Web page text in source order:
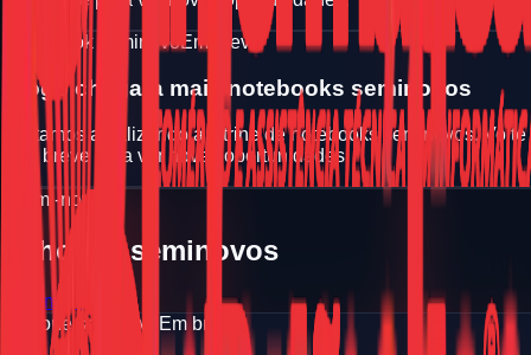
Notebook seminovoEm breve
Logo chegara mais notebooks seminovos
Estamos atualizando a vitrine de notebooks seminovos. Volte
em breve para ver novas oportunidades.
Semi-novo
iPhones seminovos
Ver mais
iPhone seminovo
Em breve